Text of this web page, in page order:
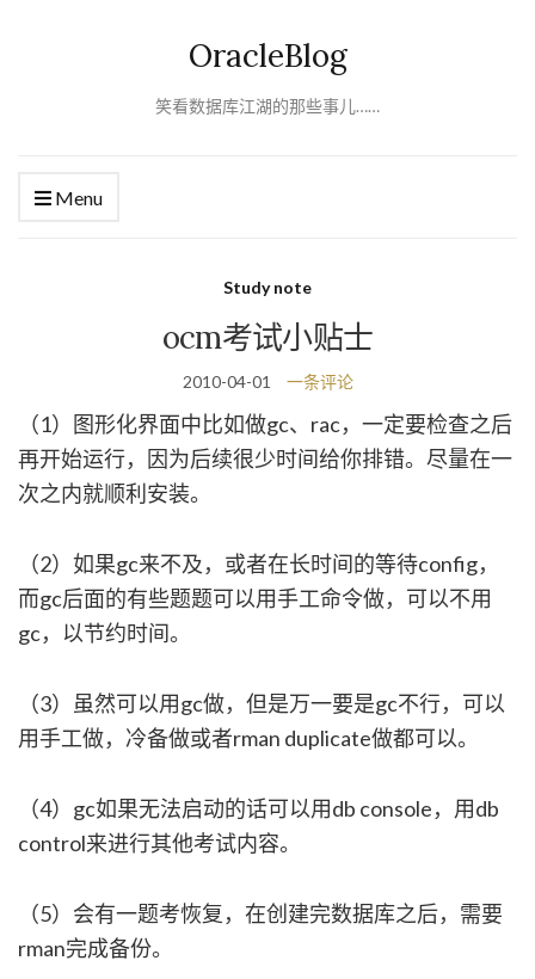
OracleBlog
笑看数据库江湖的那些事儿……
Menu
Study note
ocm考试小贴士
2010-04-01 一条评论
（1）图形化界面中比如做gc、rac，一定要检查之后
再开始运行，因为后续很少时间给你排错。尽量在一
次之内就顺利安装。
（2）如果gc来不及，或者在长时间的等待config，
而gc后面的有些题题可以用手工命令做，可以不用
gc，以节约时间。
（3）虽然可以用gc做，但是万一要是gc不行，可以
用手工做，冷备做或者rman duplicate做都可以。
（4）gc如果无法启动的话可以用db console，用db
control来进行其他考试内容。
（5）会有一题考恢复，在创建完数据库之后，需要
rman完成备份。